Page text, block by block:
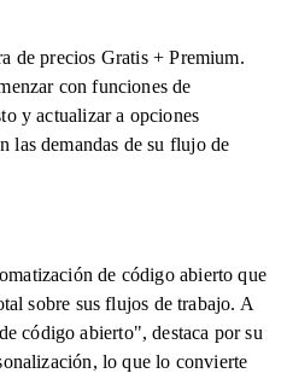
de precios Gratis + Premium.
con funciones de
y actualizar a opciones
las demandas de su flujo de
de código abierto que
sobre sus flujos de trabajo. A
código abierto", destaca por su
lo que lo convierte